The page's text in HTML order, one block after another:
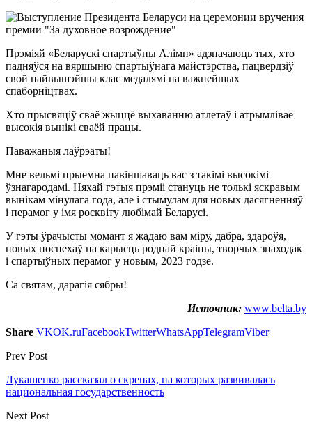
Прэміяй «Беларускі спартыўны Алімп» адзначаюць тых, хто
падняўся на вяршыню спартыўнага майстэрства, пацвердзіў
свой найвышэйшы клас медалямі на важнейшых
спаборніцтвах.
Хто прысвяціў сваё жыццё выхаванню атлетаў і атрымлівае
высокія вынікі сваёй працы.
Паважаныя лаўрэаты!
Мне вельмі прыемна павіншаваць вас з такімі высокімі
ўзнагародамі. Няхай гэтыя прэміі стануць не толькі яскравым
вынікам мінулага года, але і стымулам для новых дасягненняў
і перамог у імя росквіту любімай Беларусі.
У гэты ўрачысты момант я жадаю вам міру, дабра, здароўя,
новых поспехаў на карысць роднай краіны, творчых знаходак
і спартыўных перамог у новым, 2023 годзе.
Са святам, дарагія сябры!
Источник: www.belta.by
Share VKOK.ruFacebookTwitterWhatsAppTelegramViber
Prev Post
Лукашенко рассказал о скрепах, на которых развивалась
национальная государственность
Next Post